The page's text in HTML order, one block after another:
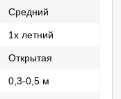
Средний
1х летний
Открытая
0,3-0,5 м